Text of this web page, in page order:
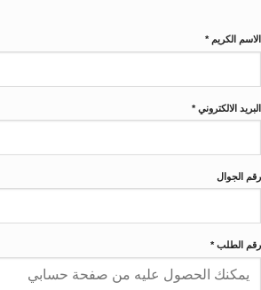
الاسم الكريم*
البريد الالكتروني*
رقم الجوال
رقم الطلب*